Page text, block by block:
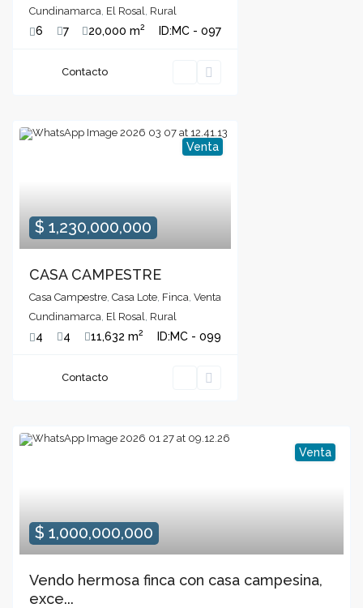
Cundinamarca El Rosal Rural
6 7 20,000 m2 ID:MC - 097
Contacto
$ 1,230,000,000
Venta
CASA CAMPESTRE
Casa Campestre ,Casa Lote Finca ,Venta
Cundinamarca El Rosal Rural
4 4 11,632 m2 ID:MC - 099
Contacto
$ 1,000,000,000
Venta
Vendo hermosa finca con casa campesina,
exce...